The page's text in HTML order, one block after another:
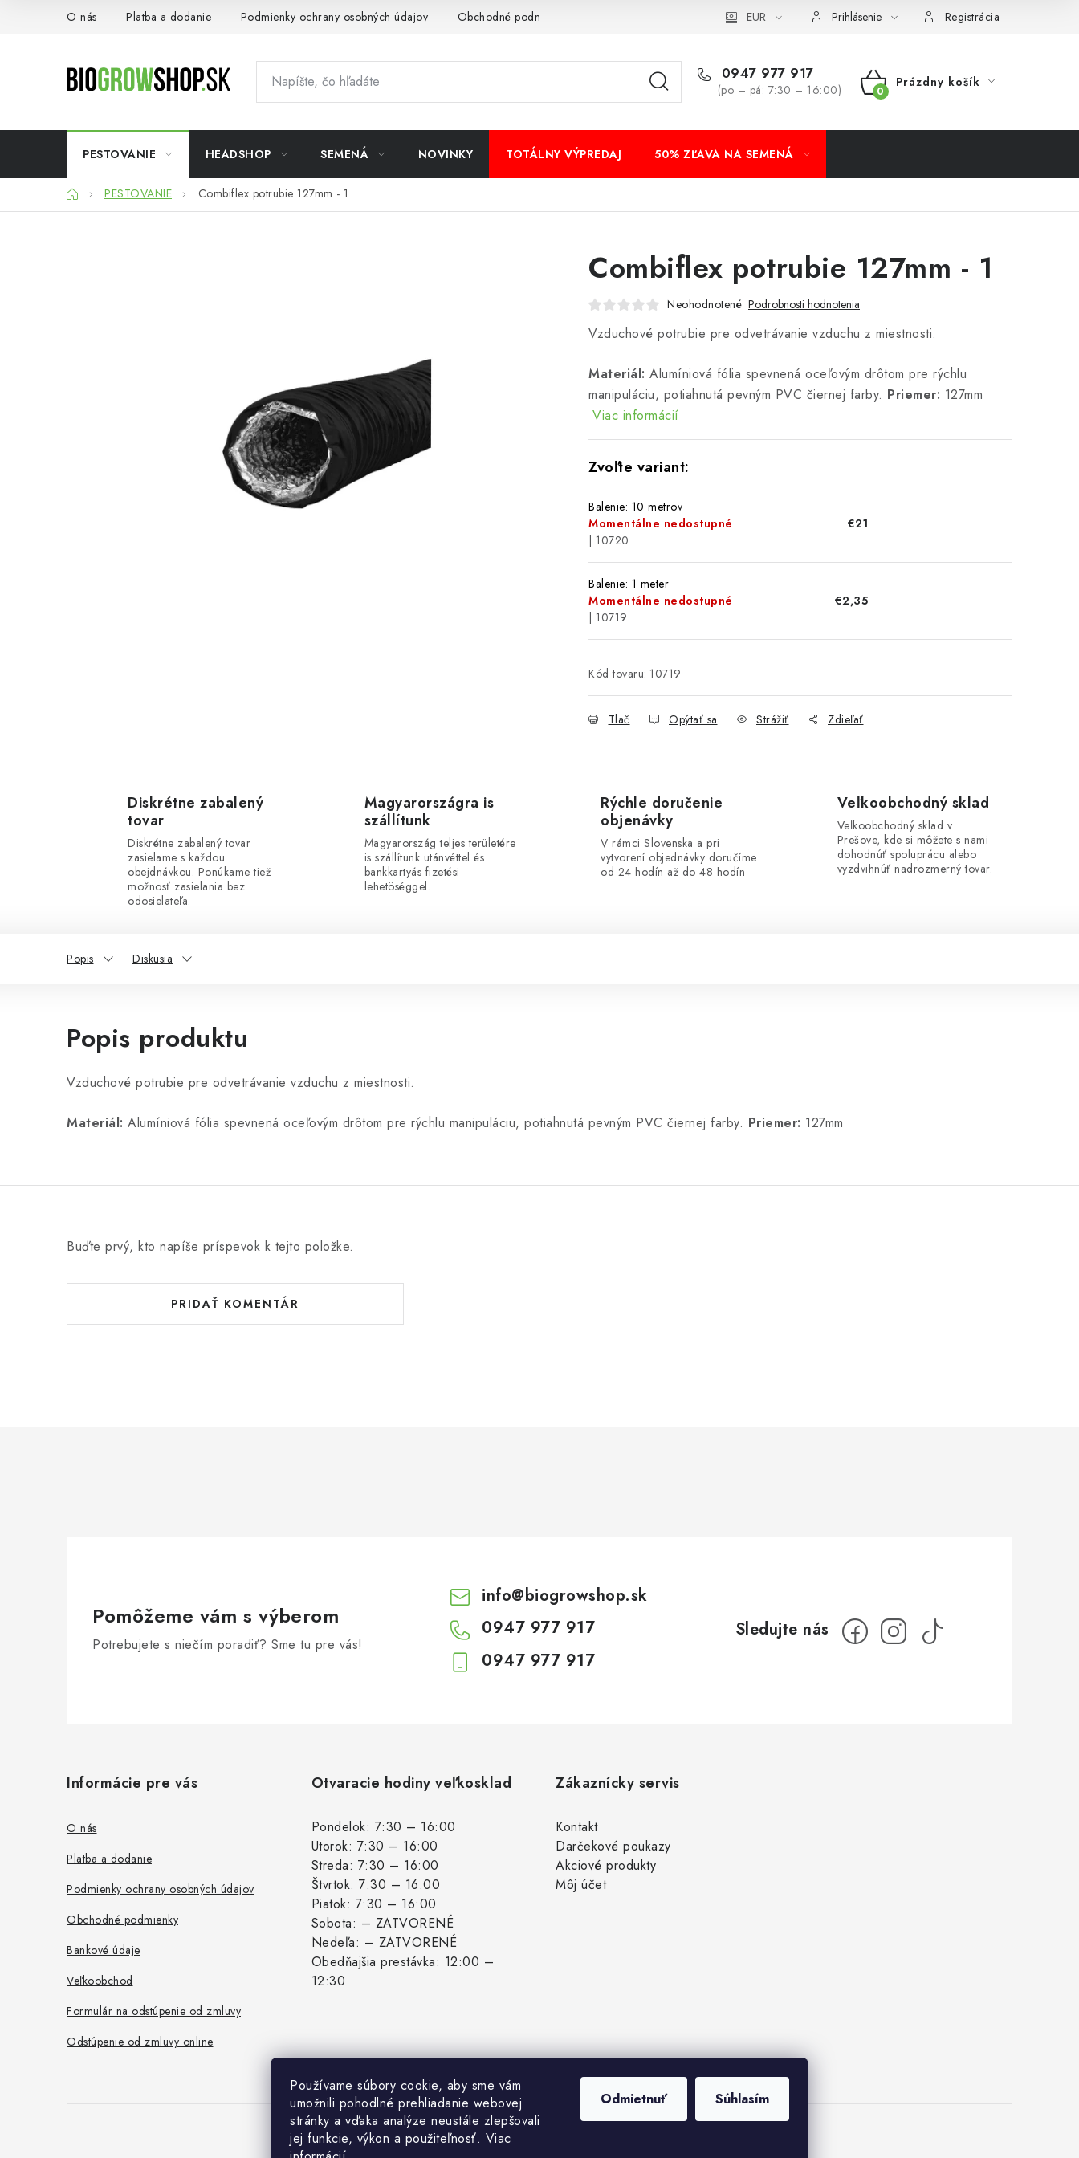
Používame súbory cookie, aby sme vám
umožnili pohodlné prehliadanie webovej
stránky a vďaka analýze neustále zlepšovali
jej funkcie, výkon a použiteľnosť. Viac
Odmietnuť Súhlasím
O nás Platba a dodanie Podmienky ochrany osobných údajov Obchodné podmienky Veľkoobchod Formulár na odstúpenie od zmluvy
EUR Prihlásenie Registrácia
0947 977 917
(po – pá: 7:30 – 16:00)
NÁKUPNÝ
Prázdny košík
PESTOVANIE HEADSHOP SEMENÁ NOVINKY TOTÁLNY VÝPREDAJ 50% ZĽAVA NA SEMENÁ
DomovPESTOVANIE Combiflex potrubie 127mm - 1
Combiflex potrubie 127mm - 1
Neohodnotené Podrobnosti hodnotenia
Vzduchové potrubie pre odvetrávanie vzduchu z miestnosti.
Materiál: Alumíniová fólia spevnená oceľovým drôtom pre rýchlu
manipuláciu, potiahnutá pevným PVC čiernej farby. Priemer: 127mm
Viac informácií
Balenie: 10 metrov
Momentálne nedostupné
| 10720
€21
Balenie: 1 meter
Momentálne nedostupné
| 10719
€2,35
Kód tovaru: 10719
Tlač Opýtať sa Strážiť Zdieľať
Diskrétne zabalený
tovar
Diskrétne zabalený tovar
zasielame s každou
obejdnávkou. Ponúkame tiež
možnosť zasielania bez
odosielateľa.
Magyarországra is
szállítunk
Magyarország teljes területére
is szállítunk utánvéttel és
bankkartyás fizetési
lehetöséggel.
Rýchle doručenie
objenávky
V rámci Slovenska a pri
vytvorení objednávky doručíme
od 24 hodín až do 48 hodín
Veľkoobchodný sklad
Veľkoobchodný sklad v
Prešove, kde si môžete s nami
dohodnúť spoluprácu alebo
vyzdvihnúť nadrozmerný tovar.
Popis Diskusia
Popis produktu
Vzduchové potrubie pre odvetrávanie vzduchu z miestnosti.
Materiál: Alumíniová fólia spevnená oceľovým drôtom pre rýchlu manipuláciu, potiahnutá pevným PVC čiernej farby. Priemer: 127mm
Buďte prvý, kto napíše príspevok k tejto položke.
PRIDAŤ KOMENTÁR
Pomôžeme vám s výberom
Potrebujete s niečím poradiť? Sme tu pre vás!
info@biogrowshop.sk
0947 977 917
0947 977 917
Informácie pre vás
O nás
Platba a dodanie
Podmienky ochrany osobných údajov
Obchodné podmienky
Bankové údaje
Veľkoobchod
Formulár na odstúpenie od zmluvy
Odstúpenie od zmluvy online
Otvaracie hodiny veľkosklad
Pondelok: 7:30 – 16:00
Utorok: 7:30 – 16:00
Streda: 7:30 – 16:00
Štvrtok: 7:30 – 16:00
Piatok: 7:30 – 16:00
Sobota: – ZATVORENÉ
Nedeľa: – ZATVORENÉ
Obedňajšia prestávka: 12:00 –
12:30
Zákaznícky servis
Kontakt
Darčekové poukazy
Akciové produkty
Môj účet
Copyright 2026Biogrowshop.sk. Všetky práva vyhradené.